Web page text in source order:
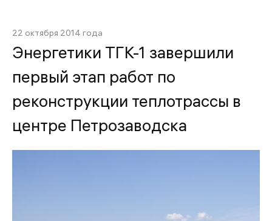
22 октября 2014 года
Энергетики ТГК-1 завершили
первый этап работ по
реконструкции теплотрассы в
центре Петрозаводска